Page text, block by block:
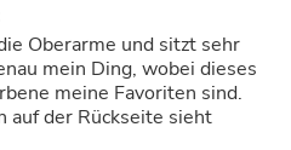
Oberarme und sitzt sehr
mein Ding, wobei dieses
meine Favoriten sind.
auf der Rückseite sieht